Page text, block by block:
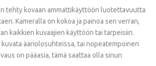
tehty kovaan ammattikäyttöön luotettavuutta
Kameralla on kokoa ja painoa sen verran,
kaikkien kuvaajien käyttöön tai tarpeisiin.
ääriolosuhteissa, tai nopeatempoinen
on pääasia, tämä saattaa olla sinun